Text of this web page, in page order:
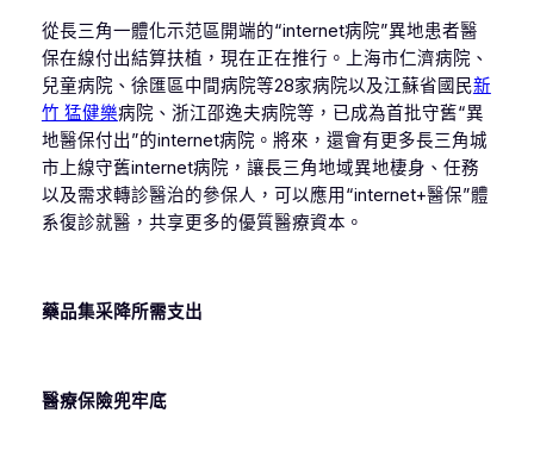
從長三角一體化示范區開端的“internet病院”異地患者醫
保在線付出結算扶植，現在正在推行。上海市仁濟病院、
兒童病院、徐匯區中間病院等28家病院以及江蘇省國民新
竹 猛健樂病院、浙江邵逸夫病院等，已成為首批守舊“異
地醫保付出”的internet病院。將來，還會有更多長三角城
市上線守舊internet病院，讓長三角地域異地棲身、任務
以及需求轉診醫治的參保人，可以應用“internet+醫保”體
系復診就醫，共享更多的優質醫療資本。
藥品集采降所需支出
醫療保險兜牢底